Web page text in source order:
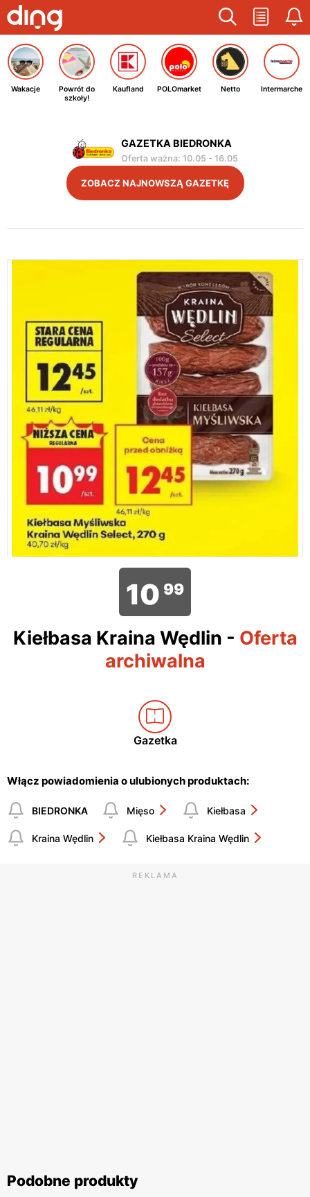
Wakacje
Powrót do
szkoły!
Kaufland POLOmarket Netto Intermarche
GAZETKA BIEDRONKA
Oferta ważna: 10.05 - 16.05
ZOBACZ NAJNOWSZĄ GAZETKĘ
10 99
Kiełbasa Kraina Wędlin - Oferta
archiwalna
Gazetka
Włącz powiadomienia o ulubionych produktach:
BIEDRONKA Mięso Kiełbasa
Kraina Wędlin Kiełbasa Kraina Wędlin
REKLAMA
Podobne produkty